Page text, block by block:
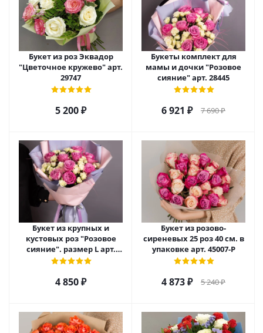
Букет из роз Эквадор
"Цветочное кружево" арт.
29747
5 200₽
Букеты комплект для
мамы и дочки "Розовое
сияние" арт. 28445
6 921 ₽ 7 690₽
Букет из крупных и
кустовых роз "Розовое
сияние". размер L арт.
28483/L
4 850₽
Букет из розово-
сиреневых 25 роз 40 см. в
упаковке арт. 45007-Р
4 873₽ 5 240₽